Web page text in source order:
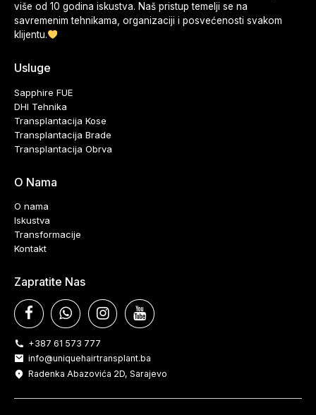
više od 10 godina iskustva. Naš pristup temelji se na
savremenim tehnikama, organizaciji i posvećenosti svakom
klijentu.
Usluge
Sapphire FUE
DHI Tehnika
Transplantacija Kose
Transplantacija Brade
Transplantacija Obrva
O Nama
O nama
Iskustva
Transformacije
Kontakt
Zapratite Nas
+387 61 573 777
info@uniquehairtransplant.ba
Radenka Abazovića 2D, Sarajevo